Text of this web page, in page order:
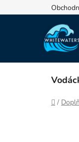
na
Domů
/